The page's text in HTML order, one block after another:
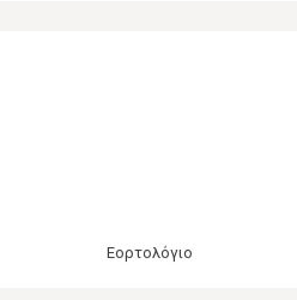
Εορτολόγιο